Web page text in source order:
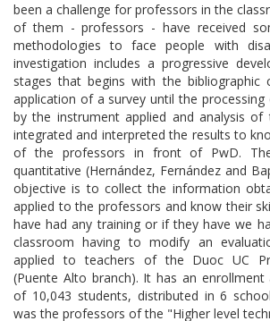
been a challenge for professors in the
of them - professors - have received
methodologies to face people with
investigation includes a progressive
stages that begins with the bibliographic
application of a survey until the
by the instrument applied and analysis
integrated and interpreted the results to
of the professors in front of PwD.
quantitative (Hernández, Fernández and
objective is to collect the information
applied to the professors and know their
have had any training or if they have we
classroom having to modify an
applied to teachers of the Duoc UC
(Puente Alto branch). It has an
of 10,043 students, distributed in 6
was the professors of the "Higher level